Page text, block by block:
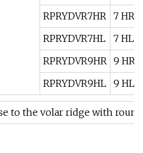
RPRYDVR7HR 7 HR
RPRYDVR7HL
7 HL
RPRYDVR9HR 9 HR
RPRYDVR9HL 9 HL
to the volar ridge with